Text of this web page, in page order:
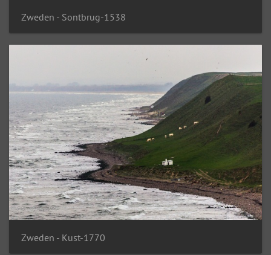
Zweden - Sontbrug-1538
Zweden - Kust-1770